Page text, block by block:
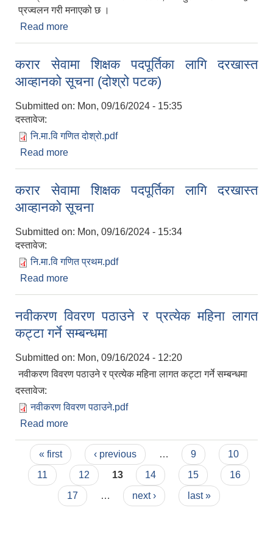
प्रज्वलन गरी मनाएको छ ।
Read more
करार सेवामा शिक्षक पदपूर्तिका लागि दरखास्त
आव्हानको सूचना (दोश्रो पटक)
Submitted on: Mon, 09/16/2024 - 15:35
दस्तावेज:
नि.मा.वि गणित दोश्रो.pdf
Read more
करार सेवामा शिक्षक पदपूर्तिका लागि दरखास्त
आव्हानको सूचना
Submitted on: Mon, 09/16/2024 - 15:34
दस्तावेज:
नि.मा.वि गणित प्रथम.pdf
Read more
नवीकरण विवरण पठाउने र प्रत्येक महिना लागत
कट्टा गर्ने सम्बन्धमा
Submitted on: Mon, 09/16/2024 - 12:20
नवीकरण विवरण पठाउने र प्रत्येक महिना लागत कट्टा गर्ने सम्बन्धमा
दस्तावेज:
नवीकरण विवरण पठाउने.pdf
Read more
Pages
« first ‹ previous … 9
10
11
12 13 14 15
16
17
… next › last »